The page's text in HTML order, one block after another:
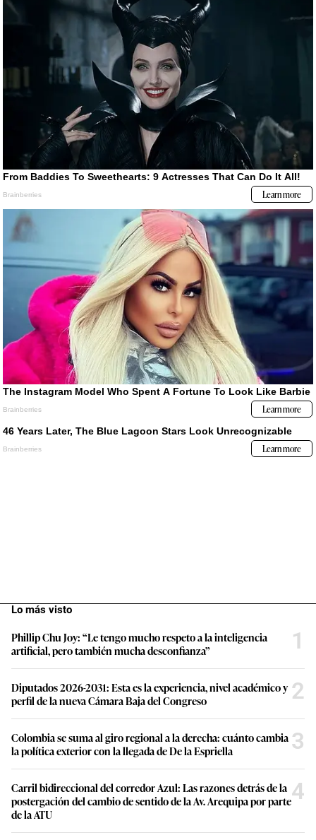
Lo más visto
Phillip Chu Joy: “Le tengo mucho respeto a la inteligencia
artificial, pero también mucha desconfianza”
1
Diputados 2026-2031: Esta es la experiencia, nivel académico y
perfil de la nueva Cámara Baja del Congreso
2
Colombia se suma al giro regional a la derecha: cuánto cambia
la política exterior con la llegada de De la Espriella
3
Carril bidireccional del corredor Azul: Las razones detrás de la
postergación del cambio de sentido de la Av. Arequipa por parte
de la ATU
4